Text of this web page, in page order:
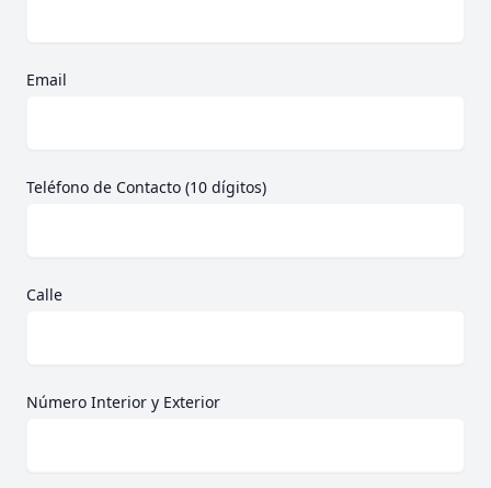
Email
Teléfono de Contacto (10 dígitos)
Calle
Número Interior y Exterior